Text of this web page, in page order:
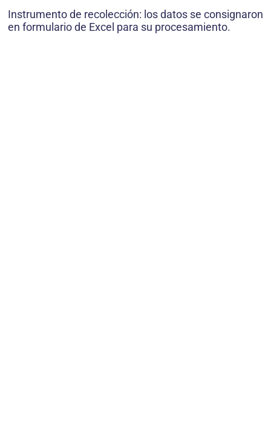
Instrumento de recolección: los datos se consignaron
en formulario de Excel para su procesamiento.